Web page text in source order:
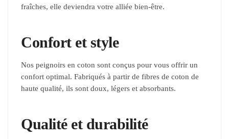
fraîches, elle deviendra votre alliée bien-être.
Confort et style
Nos peignoirs en coton sont conçus pour vous offrir un
confort optimal. Fabriqués à partir de fibres de coton de
haute qualité, ils sont doux, légers et absorbants.
Qualité et durabilité